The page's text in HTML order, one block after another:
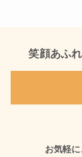
笑顔あふ
お気軽